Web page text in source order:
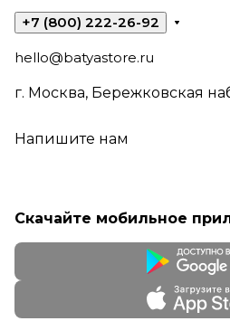
+7 (800) 222-26-92
hello@batyastore.ru
г. Москва, Бережковская
Напишите нам
Скачайте мобильное